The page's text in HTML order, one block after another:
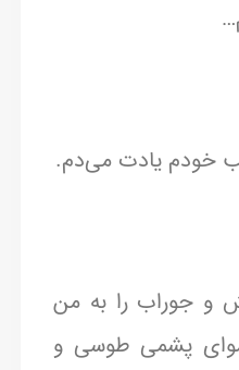
خودم یادت می‌دم.
و جوراب را به من
پشمی طوسی و